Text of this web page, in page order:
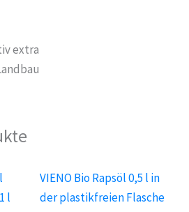
extra
l
VIENO Bio Rapsöl 0,5 l in
der plastikfreien Flasche